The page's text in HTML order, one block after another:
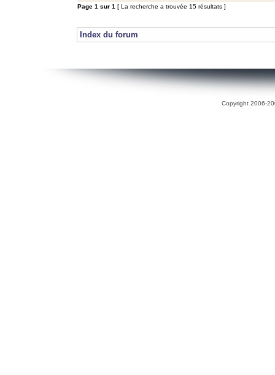
Page 1 sur 1 [ La recherche a trouvée 15 résultats ]
Index du forum
Copyright 2006-